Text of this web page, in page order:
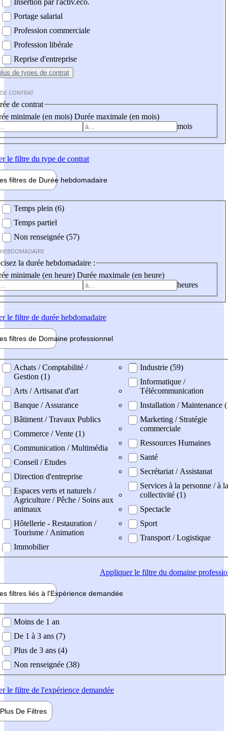
Insertion par l'activ.éco.
Portage salarial
Profession commerciale
Profession libérale
Reprise d'entreprise
de types de contrat
CONTRAT
de contrat
minimale (en mois) Durée maximale (en mois)
mois
le filtre du type de contrat
filtres de Durée hebdomadaire
Temps plein (6)
Temps partiel
Non renseignée (57)
la durée hebdomadaire :
minimale (en heure) Durée maximale (en heure)
heures
le filtre de durée hebdomadaire
filtres de Domaine professionnel
professionel
Achats / Comptabilité /
Gestion (1)
Arts / Artisanat d'art
Banque / Assurance
Bâtiment / Travaux Publics
Commerce / Vente (1)
Communication / Multimédia
Conseil / Etudes
Direction d'entreprise
Espaces verts et naturels /
Agriculture / Pêche / Soins aux
animaux
Hôtellerie - Restauration /
Tourisme / Animation
Immobilier
Industrie (59)
Informatique /
Télécommunication
Installation / Maintenance
Marketing / Stratégie
commerciale
Ressources Humaines
Santé
Secrétariat / Assistanat
Services à la personne / à la
collectivité (1)
Spectacle
Sport
Transport / Logistique
Appliquerle filtre du domaine
filtres liés à l'Expérience demandée
demandée
Moins de 1 an
De 1 à 3 ans (7)
Plus de 3 ans (4)
Non renseignée (38)
le filtre de l'expérience demandée
Plus De Filtres